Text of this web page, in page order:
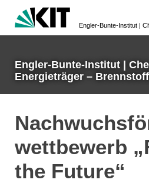
Engler-Bunte-Institut |
Energieträger –
wettbewerb
the Future“